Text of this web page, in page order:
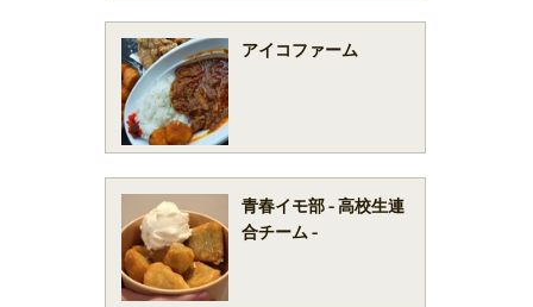
アイコファーム
青春イモ部 - 高校生連
合チーム -